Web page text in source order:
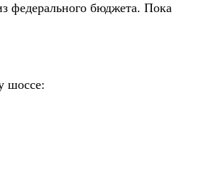
федерального бюджета. Пока
шоссе: